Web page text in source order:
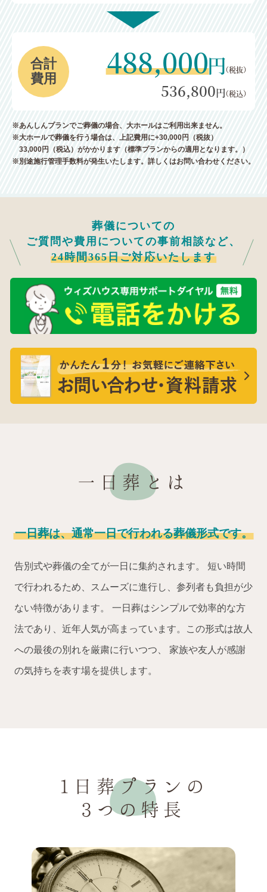
合計
費用
488,000円（税抜）
536,800円（税込）
※あんしんプランでご葬儀の場合、大ホールはご利用出来ません。
※大ホールで葬儀を行う場合は、上記費用に+30,000円（税抜）
33,000円（税込）がかかります（標準プランからの適用となります。）
※別途施行管理手数料が発生いたします。詳しくはお問い合わせください。
葬儀についての
ご質問や費用についての事前相談など、
24時間365日ご対応いたします
一日葬とは
一日葬は、通常一日で行われる葬儀形式です。
告別式や葬儀の全てが一日に集約されます。 短い時間
で行われるため、スムーズに進行し、参列者も負担が少
ない特徴があります。 一日葬はシンプルで効率的な方
法であり、近年人気が高まっています。この形式は故人
への最後の別れを厳粛に行いつつ、 家族や友人が感謝
の気持ちを表す場を提供します。
1日葬プランの
3つの特長